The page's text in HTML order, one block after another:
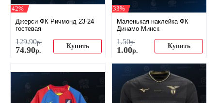
-42%
Джерси ФК Ричмонд 23-24
гостевая
129.90р.
74.90р.
Купить
-33%
Маленькая наклейка ФК
Динамо Минск
1.50р.
1.00р.
Купить